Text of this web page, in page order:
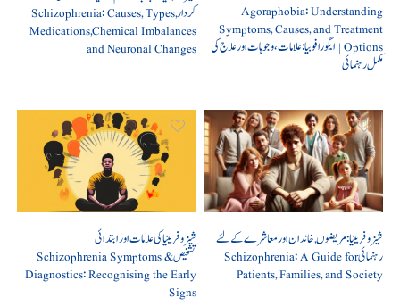
Agoraphobia: Understanding
Symptoms, Causes, and Treatment
Options | ایگورافوبیا: علامات، وجوہات اور علاج کی
مکمل رہنمائی
کردار Schizophrenia: Causes, Types,
Medications,Chemical Imbalances
and Neuronal Changes
شیزوفرینیا: مریضوں, خاندان اور معاشرے کے لئے
رہنمائی Schizophrenia: A Guide for
Patients, Families, and Society
شیزوفرینیا کی علامات اور ابتدائی
تشخیص Schizophrenia Symptoms &
Diagnostics: Recognising the Early
Signs